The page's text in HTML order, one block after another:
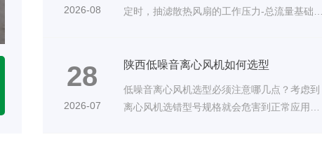
2026-08
定时，抽滤散热风扇的工作压力-总流量基础理
28
2026-07
陕西低噪音离心风机如何选型
低噪音离心风机选型必须注意哪几点？考虑到
离心风机选错型号规格就会危害到正常应用。